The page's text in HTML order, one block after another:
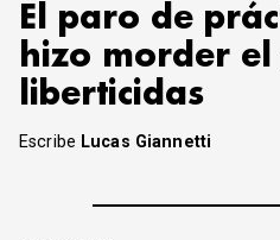
El paro de
hizo morder
liberticidas
Escribe Lucas Giannetti